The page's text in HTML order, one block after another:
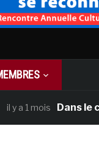
1 mois Dans le